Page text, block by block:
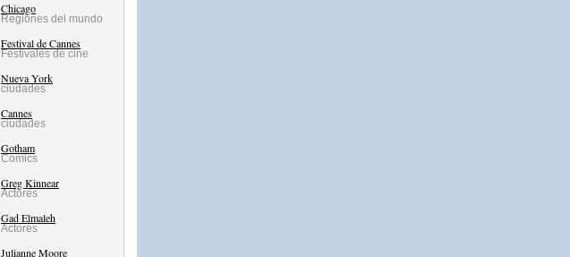
Chicago
Regiones del mundo
Festival de Cannes
Festivales de cine
Nueva York
ciudades
Cannes
ciudades
Gotham
Comics
Greg Kinnear
Actores
Gad Elmaleh
Actores
Julianne Moore